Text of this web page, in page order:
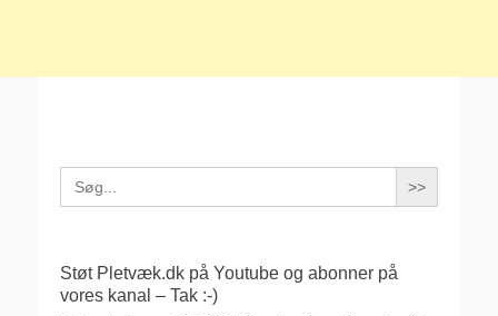
Search
for:
Støt Pletvæk.dk på Youtube og abonner på
vores kanal – Tak :-)